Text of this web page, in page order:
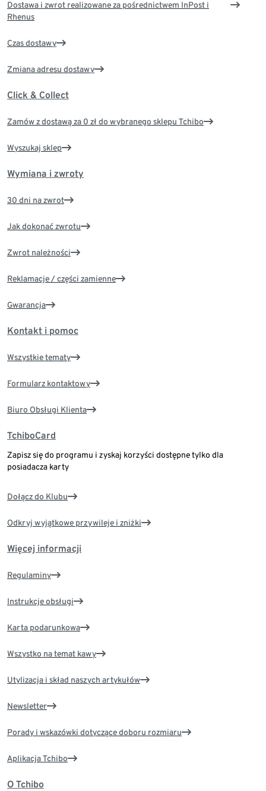
Dostawa i zwrot realizowane za pośrednictwem InPost i
Rhenus
Czas dostawy
Zmiana adresu dostawy
Click & Collect
Zamów z dostawą za 0 zł do wybranego sklepu Tchibo
Wyszukaj sklep
Wymiana i zwroty
30 dni na zwrot
Jak dokonać zwrotu
Zwrot należności
Reklamacje / części zamienne
Gwarancja
Kontakt i pomoc
Wszystkie tematy
Formularz kontaktowy
Biuro Obsługi Klienta
TchiboCard
Zapisz się do programu i zyskaj korzyści dostępne tylko dla
posiadacza karty
Dołącz do Klubu
Odkryj wyjątkowe przywileje i zniżki
Więcej informacji
Regulaminy
Instrukcje obsługi
Karta podarunkowa
Wszystko na temat kawy
Utylizacja i skład naszych artykułów
Newsletter
Porady i wskazówki dotyczące doboru rozmiaru
Aplikacja Tchibo
O Tchibo